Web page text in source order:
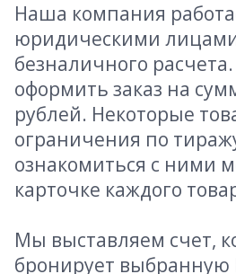
Наша компания
юридическими
безналичного
оформить заказ на
рублей. Некоторые
ограничения по
ознакомиться с ними
карточке каждого
Мы выставляем счет,
бронирует